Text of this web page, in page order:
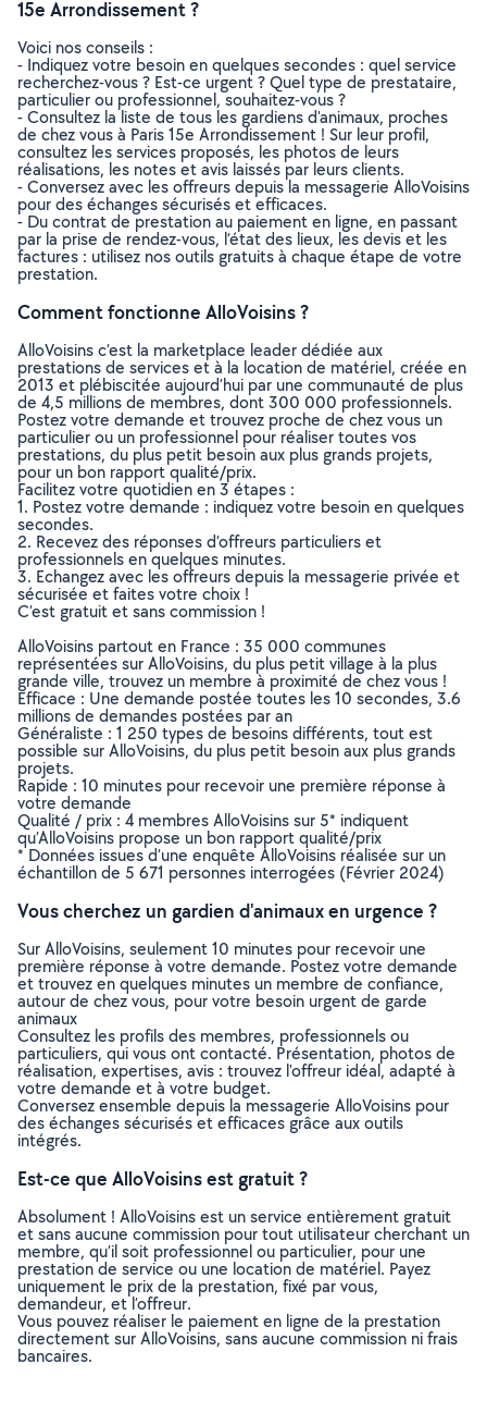
15e Arrondissement ?
Voici nos conseils :
- Indiquez votre besoin en quelques secondes : quel service
recherchez-vous ? Est-ce urgent ? Quel type de prestataire,
particulier ou professionnel, souhaitez-vous ?
- Consultez la liste de tous les gardiens d'animaux, proches
de chez vous à Paris 15e Arrondissement ! Sur leur profil,
consultez les services proposés, les photos de leurs
réalisations, les notes et avis laissés par leurs clients.
- Conversez avec les offreurs depuis la messagerie AlloVoisins
pour des échanges sécurisés et efficaces.
- Du contrat de prestation au paiement en ligne, en passant
par la prise de rendez-vous, l’état des lieux, les devis et les
factures : utilisez nos outils gratuits à chaque étape de votre
prestation.
Comment fonctionne AlloVoisins ?
AlloVoisins c’est la marketplace leader dédiée aux
prestations de services et à la location de matériel, créée en
2013 et plébiscitée aujourd’hui par une communauté de plus
de 4,5 millions de membres, dont 300 000 professionnels.
Postez votre demande et trouvez proche de chez vous un
particulier ou un professionnel pour réaliser toutes vos
prestations, du plus petit besoin aux plus grands projets,
pour un bon rapport qualité/prix.
Facilitez votre quotidien en 3 étapes :
1. Postez votre demande : indiquez votre besoin en quelques
secondes.
2. Recevez des réponses d’offreurs particuliers et
professionnels en quelques minutes.
3. Echangez avec les offreurs depuis la messagerie privée et
sécurisée et faites votre choix !
C’est gratuit et sans commission !
AlloVoisins partout en France : 35 000 communes
représentées sur AlloVoisins, du plus petit village à la plus
grande ville, trouvez un membre à proximité de chez vous !
Efficace : Une demande postée toutes les 10 secondes, 3.6
millions de demandes postées par an
Généraliste : 1 250 types de besoins différents, tout est
possible sur AlloVoisins, du plus petit besoin aux plus grands
projets.
Rapide : 10 minutes pour recevoir une première réponse à
votre demande
Qualité / prix : 4 membres AlloVoisins sur 5* indiquent
qu’AlloVoisins propose un bon rapport qualité/prix
* Données issues d’une enquête AlloVoisins réalisée sur un
échantillon de 5 671 personnes interrogées (Février 2024)
Vous cherchez un gardien d'animaux en urgence ?
Sur AlloVoisins, seulement 10 minutes pour recevoir une
première réponse à votre demande. Postez votre demande
et trouvez en quelques minutes un membre de confiance,
autour de chez vous, pour votre besoin urgent de garde
animaux
Consultez les profils des membres, professionnels ou
particuliers, qui vous ont contacté. Présentation, photos de
réalisation, expertises, avis : trouvez l'offreur idéal, adapté à
votre demande et à votre budget.
Conversez ensemble depuis la messagerie AlloVoisins pour
des échanges sécurisés et efficaces grâce aux outils
intégrés.
Est-ce que AlloVoisins est gratuit ?
Absolument ! AlloVoisins est un service entièrement gratuit
et sans aucune commission pour tout utilisateur cherchant un
membre, qu’il soit professionnel ou particulier, pour une
prestation de service ou une location de matériel. Payez
uniquement le prix de la prestation, fixé par vous,
demandeur, et l’offreur.
Vous pouvez réaliser le paiement en ligne de la prestation
directement sur AlloVoisins, sans aucune commission ni frais
bancaires.